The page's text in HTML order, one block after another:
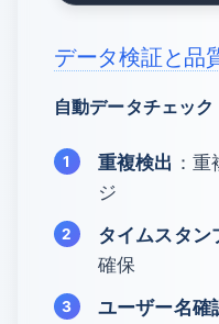
データ検証と品
自動データチェック
重複検出 ：
ジ
タイムスタン
確保
ユーザー名確